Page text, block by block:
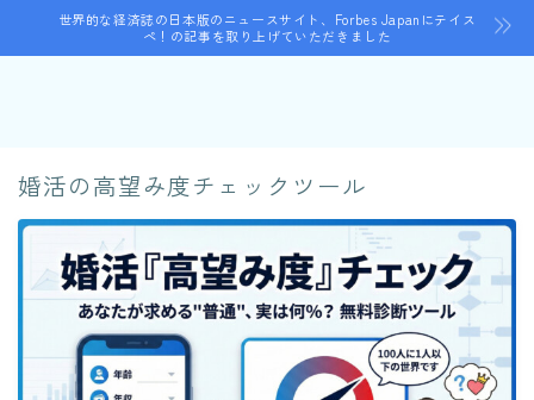
世界的な経済誌の日本版のニュースサイト、Forbes Japanにテイス
ペ！の記事を取り上げていただきました
婚活の高望み度チェックツール